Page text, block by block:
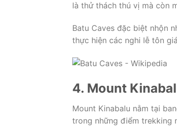
là thử thách thú vị mà còn
Batu Caves đặc biệt nhộn
thực hiện các nghi lễ tôn
4. Mount
Mount Kinabalu nằm tại
trong những điểm trekking